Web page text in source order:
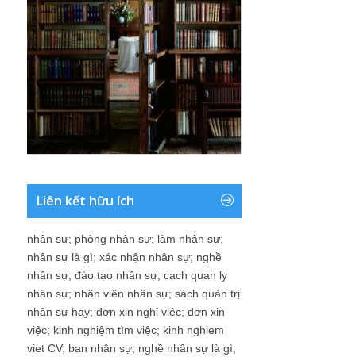
Liên kết hữu ích
nhân sự; phòng nhân sự; làm nhân sự;
nhân sự là gì; xác nhận nhân sự; nghề
nhân sự; đào tạo nhân sự; cach quan ly
nhân sự; nhân viên nhân sự; sách quản trị
nhân sự hay; đơn xin nghỉ việc; đơn xin
việc; kinh nghiệm tìm việc; kinh nghiem
viet CV; ban nhân sự; nghề nhân sự là gì;